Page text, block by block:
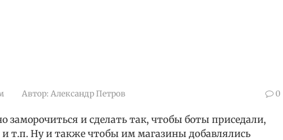
Автор: Александр Петров 0
и сделать так, чтобы боты приседали,
и т.п. Ну и также чтобы им магазины добавлялись